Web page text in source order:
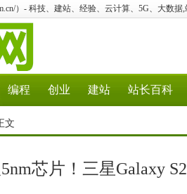
）- 科技、建站、经验、云计算、5G、大数据
编程 创业 建站 站长百科
文
芯片！三星Galaxy